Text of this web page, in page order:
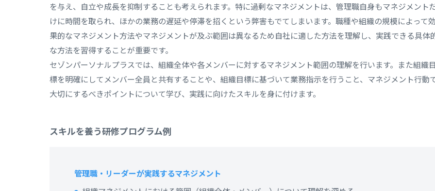
を与え、自立や成長を抑制することも考えられます。特に過剰なマネジメントは、管理職自身もマネジメント
けに時間を取られ、ほかの業務の遅延や停滞を招くという弊害もでてしまいます。職種や組織の規模によって効
果的なマネジメント方法やマネジメントが及ぶ範囲は異なるため自社に適した方法を理解し、実践できる具体
な方法を習得することが重要です。
セゾンパーソナルプラスでは、組織全体や各メンバーに対するマネジメント範囲の理解を行います。また組織目
標を明確にしてメンバー全員と共有することや、組織目標に基づいて業務指示を行うこと、マネジメント行動
大切にするべきポイントについて学び、実践に向けたスキルを身に付けます。
スキルを養う研修プログラム例
管理職・リーダーが実践するマネジメント